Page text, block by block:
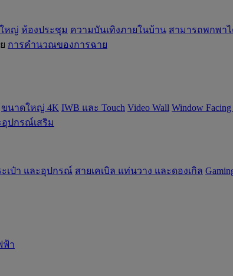
หญ่ ห้องประชุม ความบันเทิงภายในบ้าน สามารถพกพา
การคำนวณของการฉาย
ขนาดใหญ่ 4K IWB และ Touch Video Wall Window
ปกรณ์เสริม
ะเป๋า และอุปกรณ์ สายเคเบิล แท่นวาง และดองเกิล
ฟ้า